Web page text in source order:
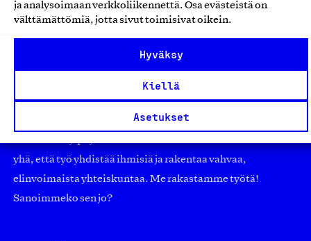
ja analysoimaan verkkoliikennettä. Osa evästeistä on
välttämättömiä, jotta sivut toimisivat oikein.
Hyväksy
Kiellä
Asetukset
Olemme jäsentemme omistama puolueeton,
Jäseninämme on koko suomalaisen yhteiskunnan kirjo
pienistä pajoista ja yhteisöistä kansainvälisiin
suuryrityksiin. Meidät on perustettu yli 100 vuotta sitten
edistämään suomalaista työtä ja teollisuutta sekä
yhä, että työ yhdistää ihmisiä ja rakentaa vahvaa,
elinvoimaista yhteiskuntaa. Me rakastamme työtä!
Sanoimmeko sen jo?